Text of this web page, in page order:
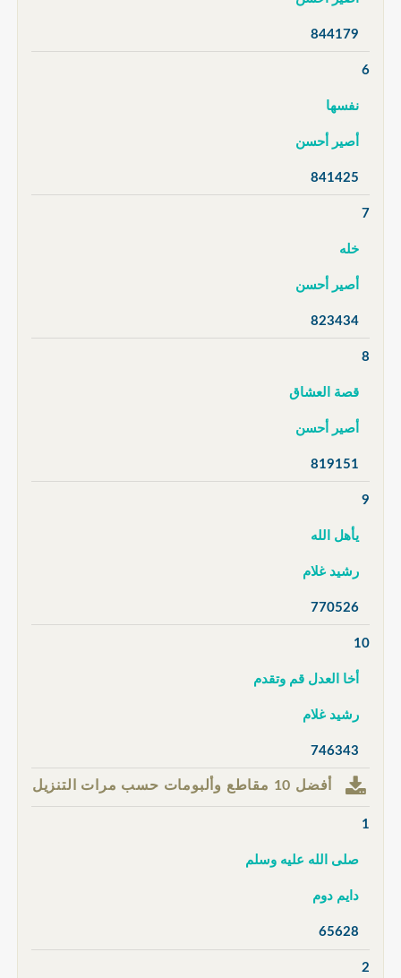
844179
6
نفسها
أصير أحسن
841425
7
خله
أصير أحسن
823434
8
قصة العشاق
أصير أحسن
819151
9
يأهل الله
رشيد غلام
770526
10
أخا العدل قم وتقدم
رشيد غلام
746343
أفضل 10 مقاطع وألبومات حسب مرات التنزيل
1
صلى الله عليه وسلم
دايم دوم
65628
2